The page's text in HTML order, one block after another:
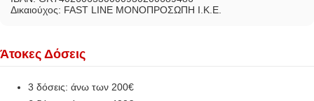
Δικαιούχος: FAST LINE ΜΟΝΟΠΡΟΣΩΠΗ Ι.Κ.Ε.
Άτοκες Δόσεις
3 δόσεις: άνω των 200€